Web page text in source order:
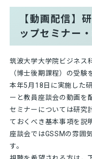
【動画配信】
ップセミナー
筑波大学大学院ビジネス
（博士後期課程）の受験
本年5月18日に実施した
ーと教員座談会の動画を
セミナーについては研究
ておくべき基本事項を説
座談会ではGSSMの雰囲
す。